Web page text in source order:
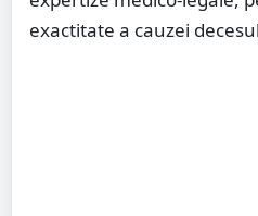
exactitate a cauzei